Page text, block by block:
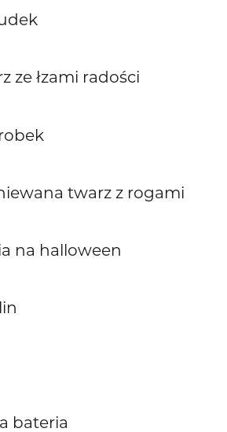
ze łzami radości
twarz z rogami
na halloween
bateria